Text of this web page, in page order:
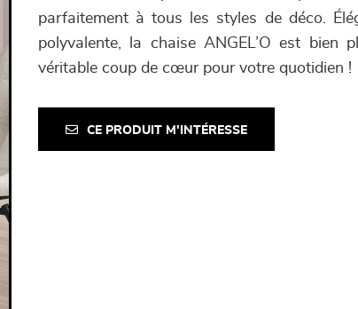
parfaitement à tous les styles de déco.
polyvalente, la chaise ANGEL’O est bien
véritable coup de cœur pour votre quotidien !
CE PRODUIT M'INTÉRESSE